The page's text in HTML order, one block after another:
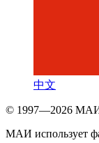
中文
© 1997—2026
МАИ использует